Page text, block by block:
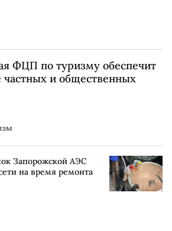
ФЦП по туризму обеспечит
частных и общественных
Запорожской АЭС
на время ремонта